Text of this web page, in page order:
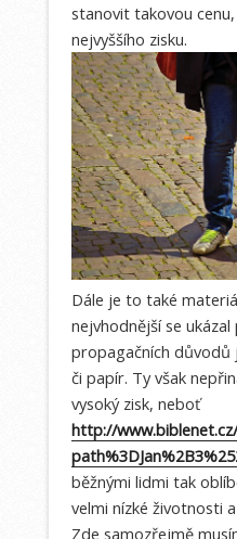
stanovit takovou
nejvyššího zisku.
Dále je to také
nejvhodnější se ukázal
propagačních důvodů
či papír. Ty však
vysoký zisk, neboť
http://
běžnými lidmi tak
velmi nízké životnosti
Zde samozřejmě